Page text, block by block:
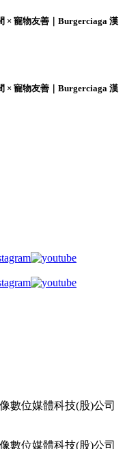
× 寵物友善｜Burgerciaga 漢
× 寵物友善｜Burgerciaga 漢
數位媒體科技(股)公司
數位媒體科技(股)公司